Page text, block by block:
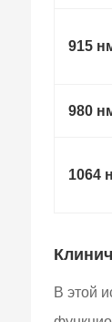
915
980
1064
В этой